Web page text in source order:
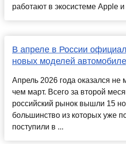
работают в экосистеме Apple и
В апреле в России
новых моделей
Апрель 2026 года оказался не
чем март. Всего за второй
российский рынок вышли 15
большинство из которых уже
поступили в ...